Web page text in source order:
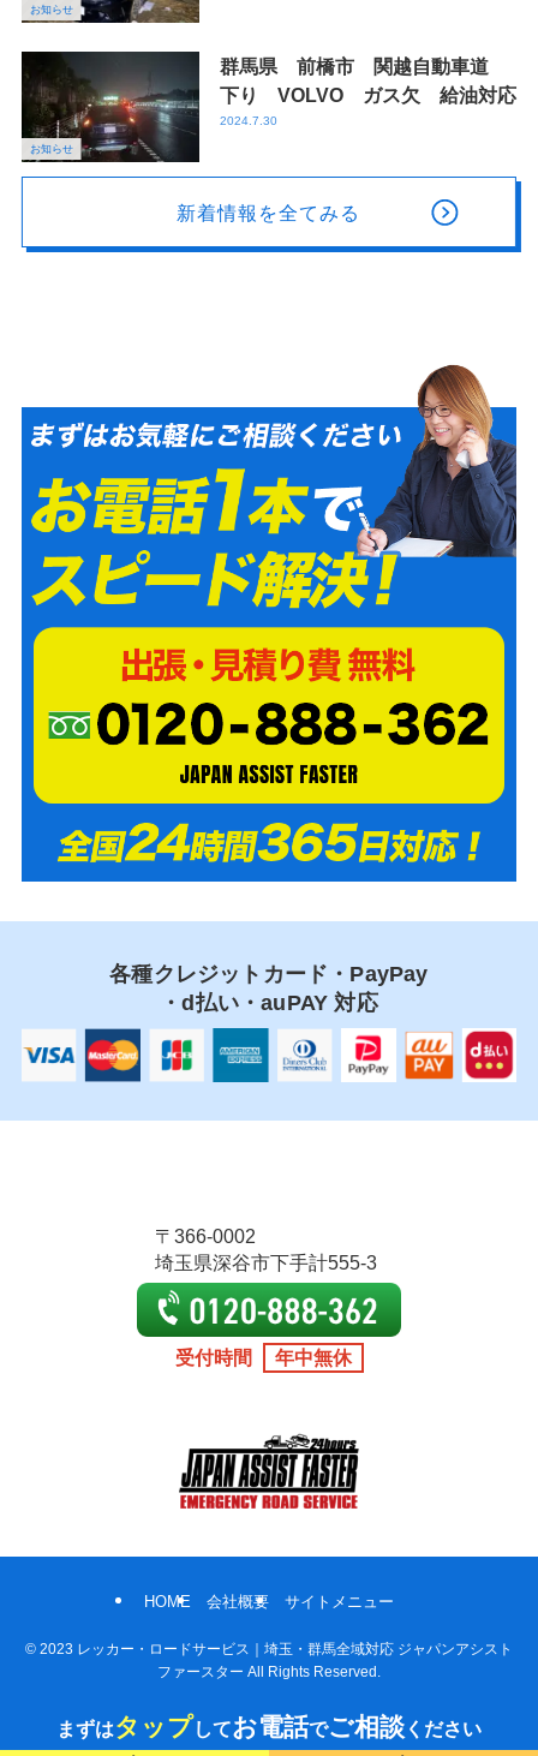
お知らせ
お知らせ
群馬県 前橋市 関越自動車道
下り VOLVO ガス欠 給油対応
2024.7.30
新着情報を全てみる
各種クレジットカード・PayPay
・d払い・auPAY 対応
〒366-0002
埼玉県深谷市下手計555-3
受付時間 年中無休
HOME 会社概要 サイトメニュー
© 2023 レッカー・ロードサービス｜埼玉・群馬全域対応 ジャパンアシスト
ファースター All Rights Reserved.
まずはタップしてお電話でご相談 ください